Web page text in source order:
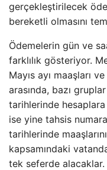
gerçekleştirilecek
bereketli olmasını
Ödemelerin gün ve
farklılık gösteriyor.
Mayıs ayı maaşları
arasında, bazı
tarihlerinde
ise yine tahsis
tarihlerinde
kapsamındaki
tek seferde